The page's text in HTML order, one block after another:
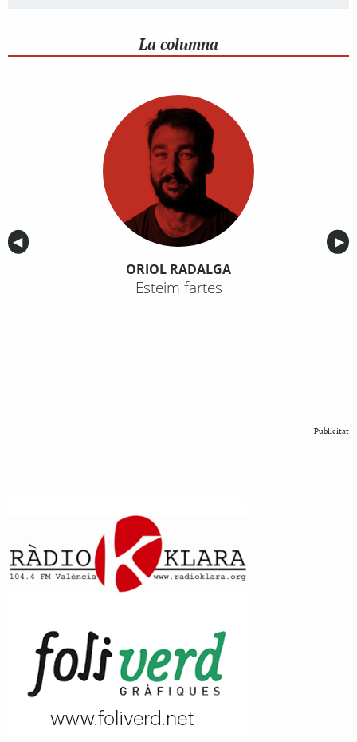
La columna
Anterior
◀︎ ▶︎
ORIOL RADALGA
Esteim fartes
Publicitat